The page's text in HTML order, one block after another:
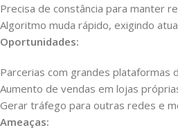
Precisa de constância para manter
Algoritmo muda rápido, exigindo
Oportunidades:
Parcerias com grandes plataformas
Aumento de vendas em lojas
Gerar tráfego para outras redes e
Ameaças: